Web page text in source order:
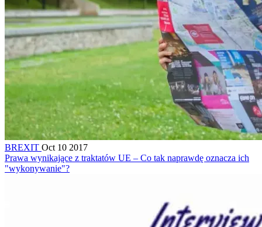
BREXIT Oct 10 2017
Prawa wynikające z traktatów UE – Co tak naprawdę oznacza ich
"wykonywanie"?